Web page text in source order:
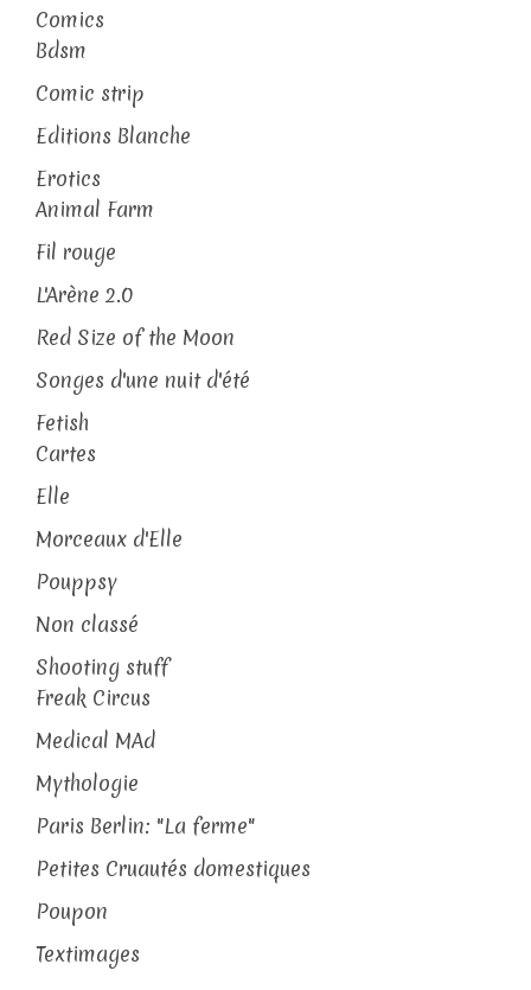
Comics
Bdsm
Comic strip
Editions Blanche
Erotics
Animal Farm
Fil rouge
L'Arène 2.0
Red Size of the Moon
Songes d'une nuit d'été
Fetish
Cartes
Elle
Morceaux d'Elle
Pouppsy
Non classé
Shooting stuff
Freak Circus
Medical MAd
Mythologie
Paris Berlin: "La ferme"
Petites Cruautés domestiques
Poupon
Textimages